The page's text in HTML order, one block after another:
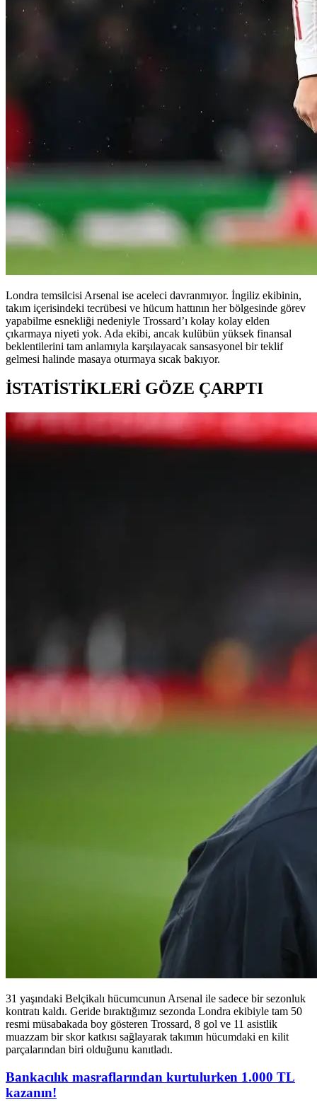
Londra temsilcisi Arsenal ise aceleci davranmıyor. İngiliz ekibinin,
takım içerisindeki tecrübesi ve hücum hattının her bölgesinde görev
yapabilme esnekliği nedeniyle Trossard’ı kolay kolay elden
çıkarmaya niyeti yok. Ada ekibi, ancak kulübün yüksek finansal
beklentilerini tam anlamıyla karşılayacak sansasyonel bir teklif
gelmesi halinde masaya oturmaya sıcak bakıyor.
İSTATİSTİKLERİ GÖZE ÇARPTI
31 yaşındaki Belçikalı hücumcunun Arsenal ile sadece bir sezonluk
kontratı kaldı. Geride bıraktığımız sezonda Londra ekibiyle tam 50
resmi müsabakada boy gösteren Trossard, 8 gol ve 11 asistlik
muazzam bir skor katkısı sağlayarak takımın hücumdaki en kilit
parçalarından biri olduğunu kanıtladı.
Bankacılık masraflarından kurtulurken 1.000 TL
kazanın!